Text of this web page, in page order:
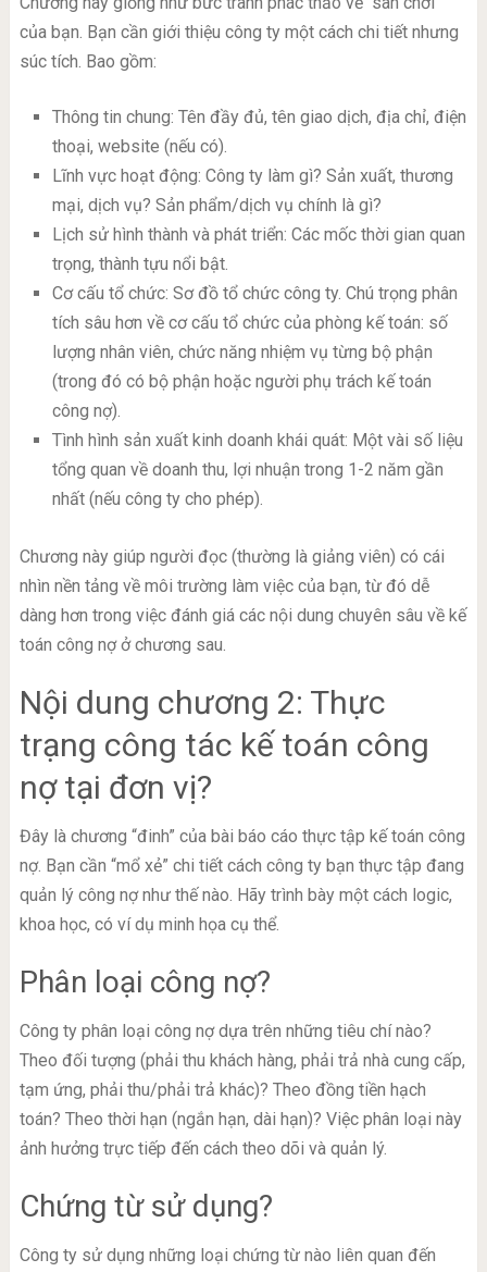
của bạn. Bạn cần giới thiệu công ty một cách chi tiết nhưng
súc tích. Bao gồm:
Thông tin chung: Tên đầy đủ, tên giao dịch, địa chỉ, điện
thoại, website (nếu có).
Lĩnh vực hoạt động: Công ty làm gì? Sản xuất, thương
mại, dịch vụ? Sản phẩm/dịch vụ chính là gì?
Lịch sử hình thành và phát triển: Các mốc thời gian quan
trọng, thành tựu nổi bật.
Cơ cấu tổ chức: Sơ đồ tổ chức công ty. Chú trọng phân
tích sâu hơn về cơ cấu tổ chức của phòng kế toán: số
lượng nhân viên, chức năng nhiệm vụ từng bộ phận
(trong đó có bộ phận hoặc người phụ trách kế toán
công nợ).
Tình hình sản xuất kinh doanh khái quát: Một vài số liệu
tổng quan về doanh thu, lợi nhuận trong 1-2 năm gần
nhất (nếu công ty cho phép).
Chương này giúp người đọc (thường là giảng viên) có cái
nhìn nền tảng về môi trường làm việc của bạn, từ đó dễ
dàng hơn trong việc đánh giá các nội dung chuyên sâu về kế
toán công nợ ở chương sau.
Nội dung chương 2: Thực
trạng công tác kế toán công
nợ tại đơn vị?
Đây là chương “đinh” của bài báo cáo thực tập kế toán công
nợ. Bạn cần “mổ xẻ” chi tiết cách công ty bạn thực tập đang
quản lý công nợ như thế nào. Hãy trình bày một cách logic,
khoa học, có ví dụ minh họa cụ thể.
Phân loại công nợ?
Công ty phân loại công nợ dựa trên những tiêu chí nào?
Theo đối tượng (phải thu khách hàng, phải trả nhà cung cấp,
tạm ứng, phải thu/phải trả khác)? Theo đồng tiền hạch
toán? Theo thời hạn (ngắn hạn, dài hạn)? Việc phân loại này
ảnh hưởng trực tiếp đến cách theo dõi và quản lý.
Chứng từ sử dụng?
Công ty sử dụng những loại chứng từ nào liên quan đến